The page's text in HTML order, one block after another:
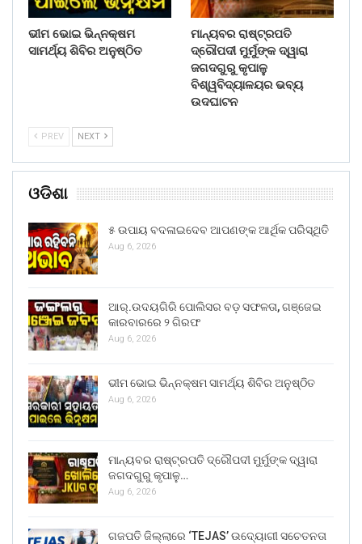
ଭୀମ ଭୋଇ ଭିନ୍ନକ୍ଷମ
ସାମର୍ଥ୍ୟ ଶିବିର ଅନୁଷ୍ଠିତ
ମାନ୍ୟବର ରାଷ୍ଟ୍ରପତି
ଦ୍ରୌପଦୀ ମୁର୍ମୁଙ୍କ ଦ୍ୱାରା
ଜଗଦଗୁରୁ କୃପାଳୁ
ବିଶ୍ୱବିଦ୍ୟାଳୟର ଭବ୍ୟ
ଉଦଘାଟନ
PREV NEXT
ଓଡିଶା
୫ ଉପାୟ ବଦଳାଇଦେବ ଆପଣଙ୍କ ଆର୍ଥିକ ପରିସ୍ଥିତି
Aug 6, 2026
ଆର୍.ଉଦୟଗିରି ପୋଲିସର ବଡ଼ ସଫଳତା, ଗଞ୍ଜେଇ
କାରବାରରେ ୨ ଗିରଫ
Aug 6, 2026
ଭୀମ ଭୋଇ ଭିନ୍ନକ୍ଷମ ସାମର୍ଥ୍ୟ ଶିବିର ଅନୁଷ୍ଠିତ
Aug 6, 2026
ମାନ୍ୟବର ରାଷ୍ଟ୍ରପତି ଦ୍ରୌପଦୀ ମୁର୍ମୁଙ୍କ ଦ୍ୱାରା
ଜଗଦଗୁରୁ କୃପାଳୁ…
Aug 6, 2026
ଗଜପତି ଜିଲ୍ଲାରେ ‘TEJAS’ ଉଦ୍ୟୋଗୀ ସଚେତନତା